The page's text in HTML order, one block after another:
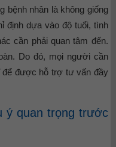
bệnh nhân là không giống
định dựa vào độ tuổi, tình
cần phải quan tâm đến.
Do đó, mọi người cần
được hỗ trợ tư vấn đầy
ý quan trọng trước